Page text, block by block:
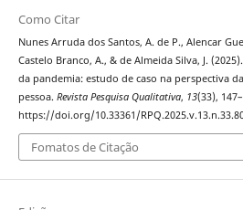
Como Citar
Nunes Arruda dos Santos, A. de P., Alencar
Castelo Branco, A., & de Almeida Silva, J.
da pandemia: estudo de caso na perspectiva
pessoa. Revista Pesquisa Qualitativa, 13(33),
https://doi.org/10.33361/
Fomatos de Citação